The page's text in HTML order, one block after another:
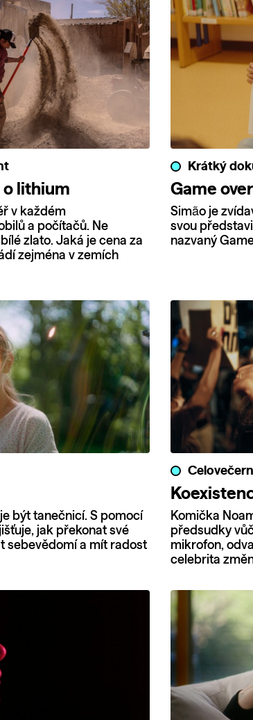
o lithium
v každém
a počítačů. Ne
zlato. Jaká je cena za
zejména v zemích
Krátký
Game over
Simão je
svou
nazvaný
být tanečnicí. S pomocí
jak překonat své
sebevědomí a mít radost
Komička
předsudky
mikrofon,
celebrita